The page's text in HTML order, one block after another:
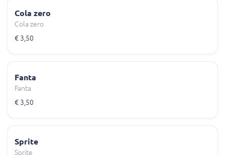
Cola zero
Cola zero
€ 3,50
Fanta
Fanta
€ 3,50
Sprite
Sprite